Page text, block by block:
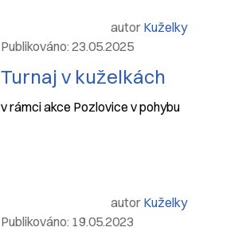
autor Kuželky
Publikováno: 23.05.2025
Turnaj v kuželkách
v rámci akce Pozlovice v pohybu
autor Kuželky
Publikováno: 19.05.2023